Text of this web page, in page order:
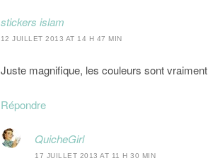
stickers islam
12 JUILLET 2013 AT 14 H 47 MIN
Juste magnifique, les couleurs sont
Répondre
QuicheGirl
17 JUILLET 2013 AT 11 H 30 MIN